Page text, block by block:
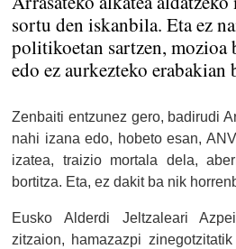
sortu den iskanbila. Eta ez
politikoetan sartzen, mozioa
edo ez aurkezteko erabakian
Zenbaiti entzunez gero, badirudi
nahi izana edo, hobeto esan,
izatea, traizio mortala dela,
bortitza. Eta, ez dakit ba nik
Eusko Alderdi Jeltzaleari
zitzaion, hamazazpi